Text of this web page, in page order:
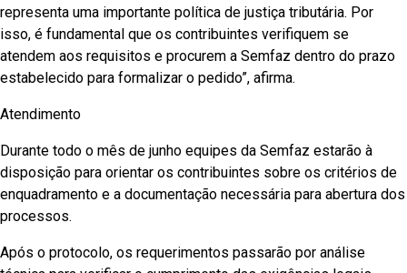
representa uma importante política de justiça tributária. Por
isso, é fundamental que os contribuintes verifiquem se
atendem aos requisitos e procurem a Semfaz dentro do prazo
estabelecido para formalizar o pedido”, afirma.
Atendimento
Durante todo o mês de junho equipes da Semfaz estarão à
disposição para orientar os contribuintes sobre os critérios de
enquadramento e a documentação necessária para abertura dos
processos.
Após o protocolo, os requerimentos passarão por análise